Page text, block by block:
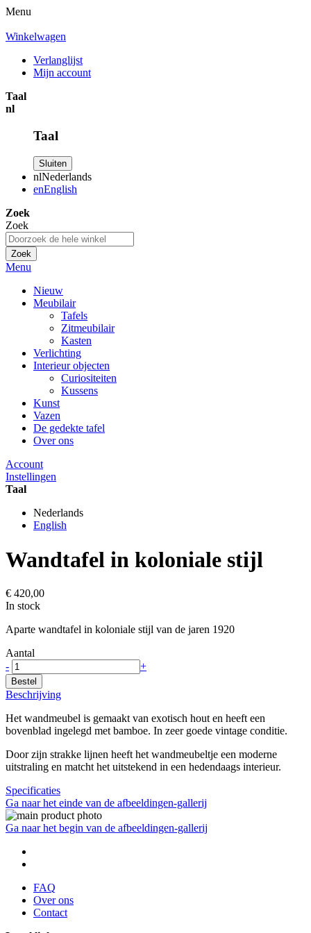
Menu
Winkelwagen
Verlanglijst
Mijn account
Taal
nl
Taal
Sluiten
nlNederlands
enEnglish
Zoek
Zoek
Zoek
Menu
Nieuw
Meubilair
Tafels
Zitmeubilair
Kasten
Verlichting
Interieur objecten
Curiositeiten
Kussens
Kunst
Vazen
De gedekte tafel
Over ons
Account
Instellingen
Taal
Nederlands
English
Wandtafel in koloniale stijl
€ 420,00
In stock
Aparte wandtafel in koloniale stijl van de jaren 1920
Aantal
-
+
Bestel
Beschrijving
Het wandmeubel is gemaakt van exotisch hout en heeft een
bovenblad ingelegd met bamboe. In zeer goede vintage conditie.
Door zijn strakke lijnen heeft het wandmeubeltje een moderne
uitstraling en matcht het uitstekend in een hedendaags interieur.
Specificaties
Ga naar het einde van de afbeeldingen-gallerij
Ga naar het begin van de afbeeldingen-gallerij
FAQ
Over ons
Contact